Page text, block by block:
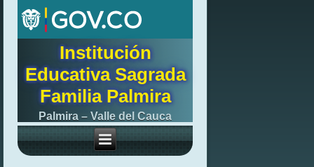
Institución
Educativa Sagrada
Familia Palmira
Palmira – Valle del Cauca